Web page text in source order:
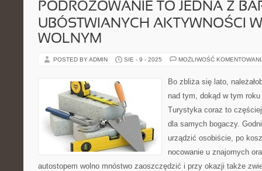
PODRÓŻOWANIE TO JEDNA Z
UBÓSTWIANYCH AKTYWNOŚCI
WOLNYM
POSTED BY ADMIN SIE - 9 - 2025 MOŻLIWOŚĆ
Bo zbliża się lato,
nad tym, dokąd w tym
Turystyka coraz to
dla samych bogaczy.
urządzić osobiście, po
nocowanie u znajomych
autostopem wolno mnóstwo zaoszczędzić i przy okazji także